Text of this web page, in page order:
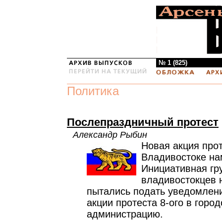
№ 1 (825)
Политика
Послепраздничный протест
Александр Рыбин
Новая акция
Владивостоке
Инициативная
владивостокцев
пытались подать
акции протеста 8-ого в
администрацию.